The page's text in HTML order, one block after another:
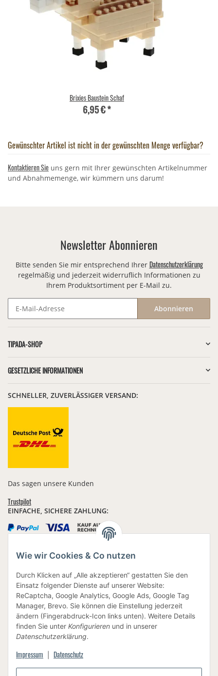
Wie wir Cookies & Co nutzen
Durch Klicken auf „Alle akzeptieren“ gestatten Sie den
Einsatz folgender Dienste auf unserer Website:
ReCaptcha, Google Analytics, Google Ads, Google Tag
Manager, Brevo. Sie können die Einstellung jederzeit
ändern (Fingerabdruck-Icon links unten). Weitere Details
finden Sie unter Konfigurieren und in unserer
Datenschutzerklärung.
Impressum Datenschutz
Brixies Baustein Schaf
6,95 €*
Gewünschter Artikel ist nicht in der gewünschten Menge verfügbar?
Kontaktieren Sie uns gern mit Ihrer gewünschten Artikelnummer
und Abnahmemenge, wir kümmern uns darum!
Newsletter Abonnieren
Bitte senden Sie mir entsprechend Ihrer Datenschutzerklärung
regelmäßig und jederzeit widerruflich Informationen zu
Ihrem Produktsortiment per E-Mail zu.
Abonnieren
TIPADA-SHOP
GESETZLICHE INFORMATIONEN
SCHNELLER, ZUVERLÄSSIGER VERSAND:
Das sagen unsere Kunden
Trustpilot
EINFACHE, SICHERE ZAHLUNG:
BEWUSSTE VERPACKUNG